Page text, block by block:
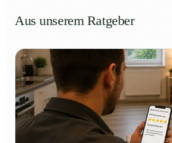
Aus unserem Ratgeber